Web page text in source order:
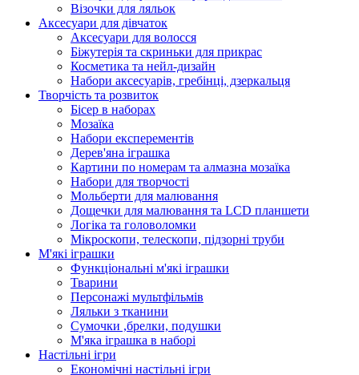
Візочки для ляльок
Аксесуари для дівчаток
Аксесуари для волосся
Біжутерія та скриньки для прикрас
Косметика та нейл-дизайн
Набори аксесуарів, гребінці, дзеркальця
Творчість та розвиток
Бісер в наборах
Мозаїка
Набори експерементів
Дерев'яна іграшка
Картини по номерам та алмазна мозаїка
Набори для творчості
Мольберти для малювання
Дощечки для малювання та LCD планшети
Логіка та головоломки
Мікроскопи, телескопи, підзорні труби
М'які іграшки
Функціональні м'які іграшки
Тварини
Персонажі мультфільмів
Ляльки з тканини
Сумочки ,брелки, подушки
М'яка іграшка в наборі
Настільні ігри
Економічні настільні ігри